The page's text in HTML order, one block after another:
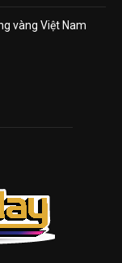
vàng Việt Nam